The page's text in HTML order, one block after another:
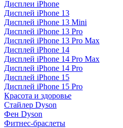
Дисплеи iPhone
Дисплей iPhone 13
Дисплей iPhone 13 Mini
Дисплей iPhone 13 Pro
Дисплей iPhone 13 Pro Max
Дисплей iPhone 14
Дисплей iPhone 14 Pro Max
Дисплей iPhone 14 Pro
Дисплей iPhone 15
Дисплей iPhone 15 Pro
Красота и здоровье
Стайлер Dyson
Фен Dyson
Фитнес-браслеты